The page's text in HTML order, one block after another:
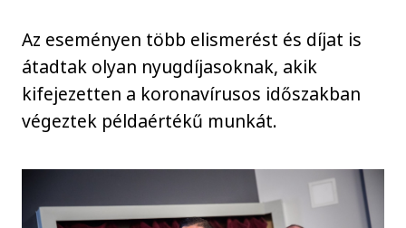
Az eseményen több elismerést és díjat is
átadtak olyan nyugdíjasoknak, akik
kifejezetten a koronavírusos időszakban
végeztek példaértékű munkát.